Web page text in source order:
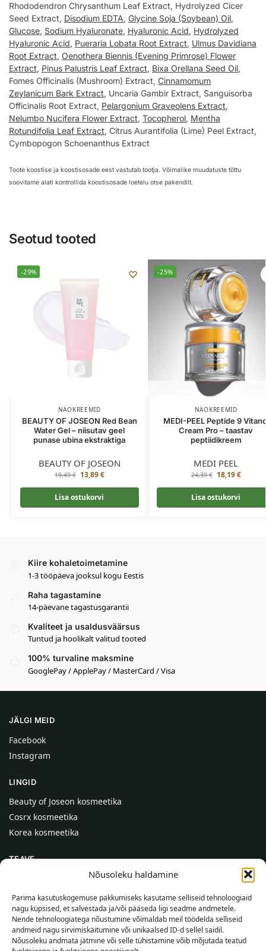
Nõusoleku haldamine
Parima kasutuskogemuse pakkumiseks kasutame selliseid tehnoloogiaid
nagu küpsised, et salvestada ja/või pääseda ligi seadme andmetele.
Nende tehnoloogiatega nõustumine võimaldab meil töödelda selliseid
andmeid nagu sirvimiskäitumine või unikaalsed ID-d sellel saidil.
Nõusoleku andmata jätmine või selle tühistamine võib mõjutada teatud
Rhododendron Chrysanthum Leaf Extract, Hydrolyzed Cicer
Seed Extract, Disodium EDTA, Glycine Soja (Soybean) Oil,
Glucose, Sodium Hyaluronate, Hyaluronic Acid, Hydrolyzed
Hyaluronic Acid, Pueraria Lobata Root Extract, Ulmus Davidiana
Root Extract, Oenothera Biennis (Evening Primrose) Flower
Extract, Pinus Palustris Leaf Extract, Bixa Orellana Seed Oil,
Fomes Officinalis (Mushroom) Extract, Cinnamomum
Zeylanicum Bark Extract, Uncaria Gambir Extract, Sanguisorba
Officinalis Root Extract, Pelargonium Graveolens Extract,
Nelumbo Nucifera Flower Extract, Tocopherol, Mentha
Rotundifolia Leaf Extract, Citrus Aurantifolia (Lime) Peel Extract,
Cymbopogon Schoenanthus Extract
Toote koostise ja koostisosade eest vastutab tootja. Võimalike muudatuste tõttu
soovitame alati kontrollida koostisosade loetelu otse pakendilt.
Seotud tooted
-29%
NÄOKREEMID
BEAUTY OF JOSEON Red Bean
Water Gel – niisutav geel
punase ubina ekstraktiga
BEAUTY OF JOSEON
19,49€ 13,89€
Lisa ostukorvi
-25%
NÄOKREEMID
MEDI-PEEL Peptide 9
Cream Pro – taastav
peptiidikreem
MEDI PEEL
24,39€ 18,19€
Lisa ostukorvi
Kiire kohaletoimetamine
1-3 tööpäeva jooksul kogu Eestis
Raha tagastamine
14-päevane tagastusgarantii
Kvaliteet ja usaldusväärsus
Tuntud ja hoolikalt valitud tooted
100% turvaline maksmine
GooglePay / ApplePay / MasterCard / Visa
JÄLGI MEID
Facebook
Instagram
LINGID
Beauty of Joseon kosmeetika
Cosrx kosmeetika
Korea kosmeetika
TEAVE
Kontaktid
Abi
TEAVE OSTJALE